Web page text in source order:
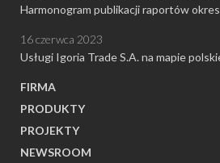
Harmonogram publikacji raportów
Usługi Igoria Trade S.A. na mapie
16 czerwca 2023
FIRMA
PRODUKTY
PROJEKTY
NEWSROOM